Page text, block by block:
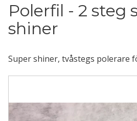
Polerfil - 2 steg
shiner
Super shiner, tvåstegs polerare